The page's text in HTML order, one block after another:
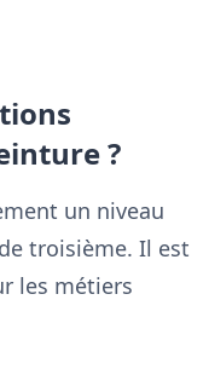
?
un niveau
troisième. Il est
les métiers